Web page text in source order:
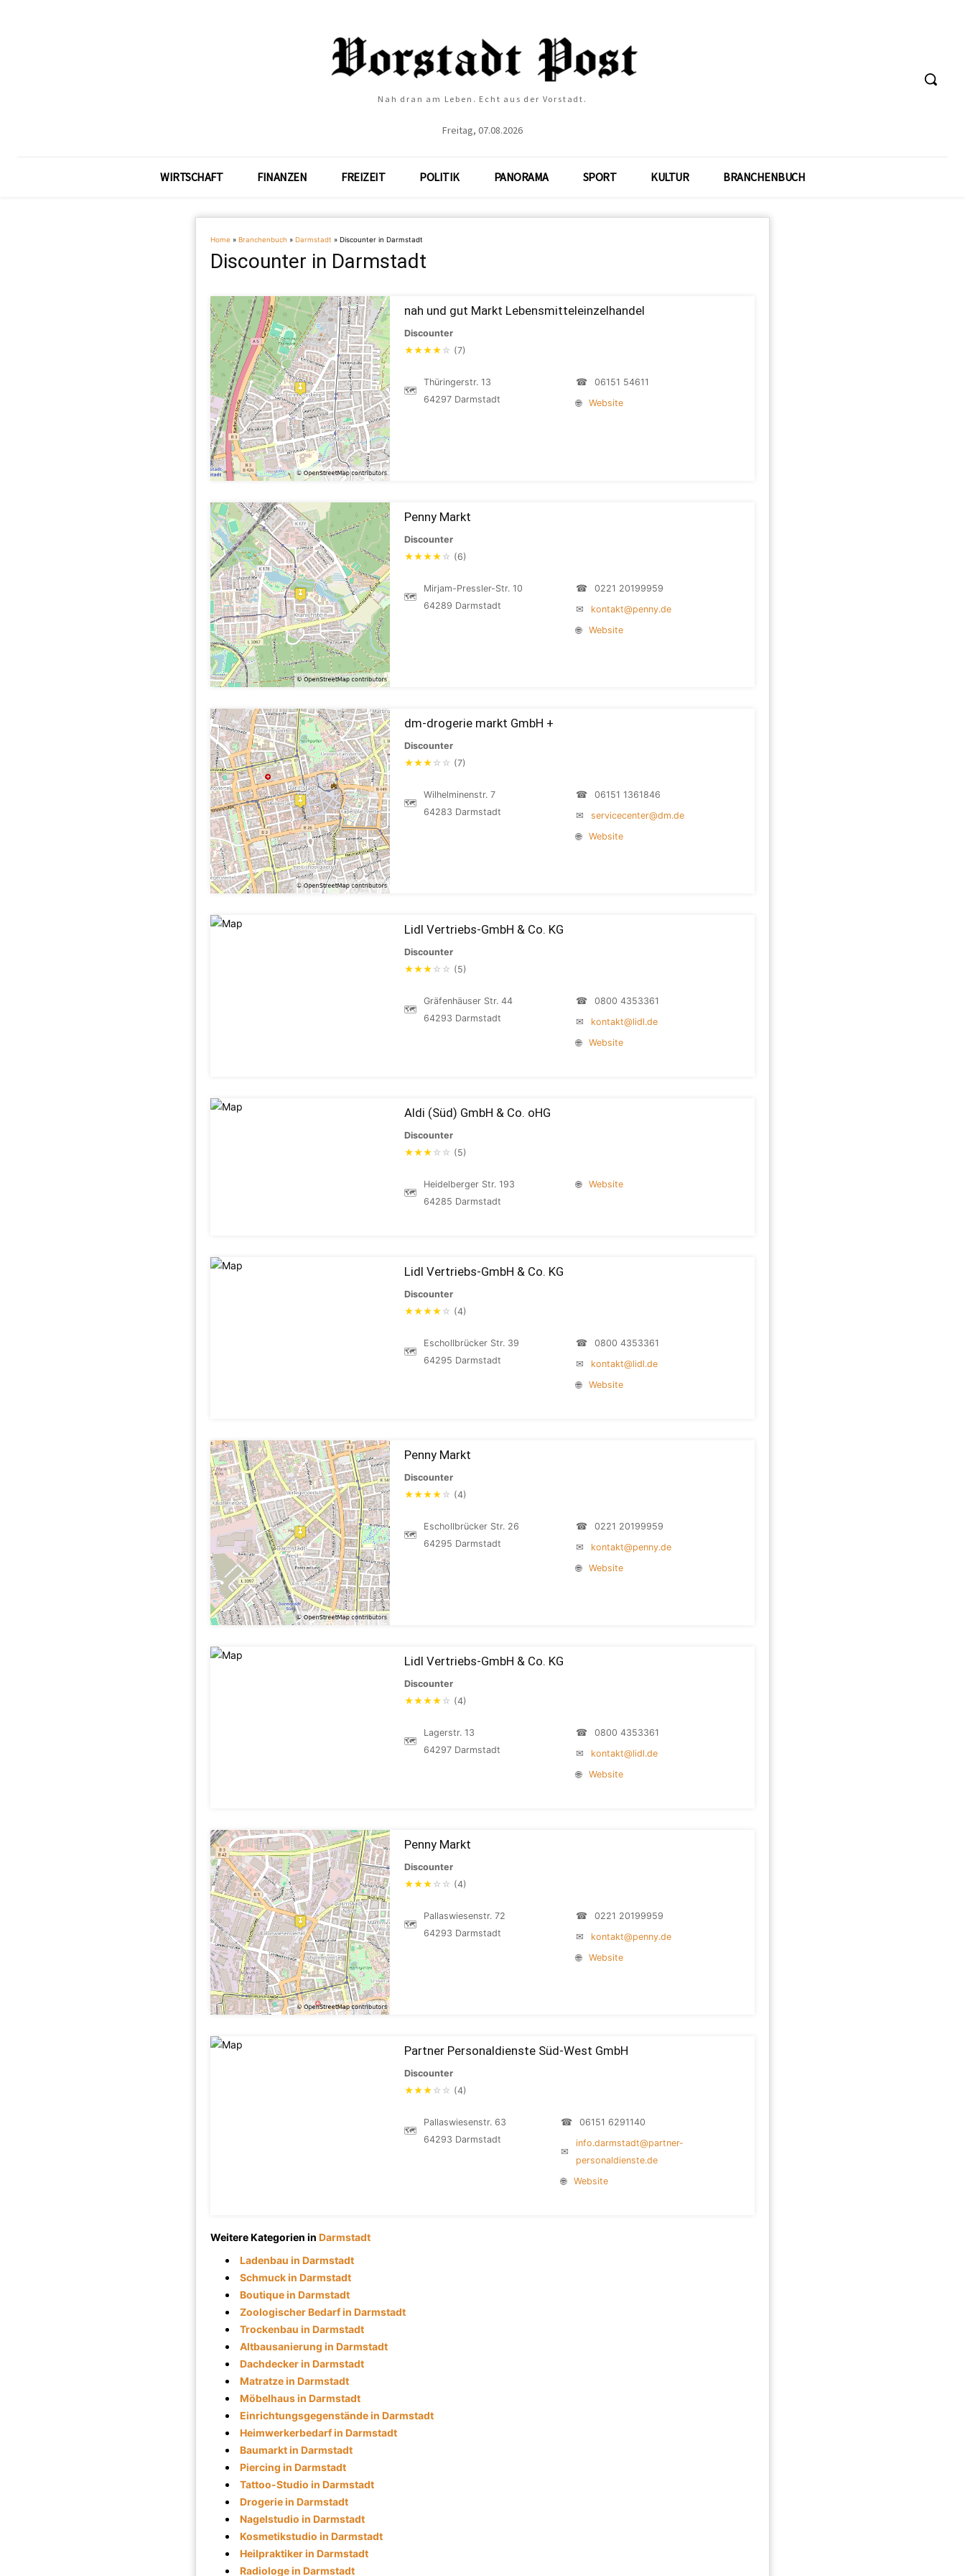
Nah dran am Leben. Echt aus der Vorstadt.
Freitag, 07.08.2026
WIRTSCHAFT FINANZEN FREIZEIT POLITIK PANORAMA SPORT KULTUR BRANCHENBUCH
Home » Branchenbuch » Darmstadt » Discounter in Darmstadt
Discounter in Darmstadt
nah und gut Markt Lebensmitteleinzelhandel
Discounter
★★★★ ☆ (7)
🗺
Thüringerstr. 13
64297 Darmstadt
☎
06151 54611
🌐
Website
Penny Markt
Discounter
★★★★ ☆ (6)
🗺
Mirjam-Pressler-Str. 10
64289 Darmstadt
☎
0221 20199959
✉
kontakt@penny.de
🌐
Website
dm-drogerie markt GmbH +
Discounter
★★★ ☆ ☆ (7)
🗺
Wilhelminenstr. 7
64283 Darmstadt
☎
06151 1361846
✉
servicecenter@dm.de
🌐
Website
Lidl Vertriebs-GmbH & Co. KG
Discounter
★★★ ☆ ☆ (5)
🗺
Gräfenhäuser Str. 44
64293 Darmstadt
☎
0800 4353361
✉
kontakt@lidl.de
🌐
Website
Aldi (Süd) GmbH & Co. oHG
Discounter
★★★ ☆ ☆ (5)
🗺
Heidelberger Str. 193
64285 Darmstadt
🌐 Website
Lidl Vertriebs-GmbH & Co. KG
Discounter
★★★★ ☆ (4)
🗺
Eschollbrücker Str. 39
64295 Darmstadt
☎
0800 4353361
✉
kontakt@lidl.de
🌐
Website
Penny Markt
Discounter
★★★★ ☆ (4)
🗺
Eschollbrücker Str. 26
64295 Darmstadt
☎
0221 20199959
✉
kontakt@penny.de
🌐
Website
Lidl Vertriebs-GmbH & Co. KG
Discounter
★★★★ ☆ (4)
🗺
Lagerstr. 13
64297 Darmstadt
☎
0800 4353361
✉
kontakt@lidl.de
🌐
Website
Penny Markt
Discounter
★★★ ☆ ☆ (4)
🗺
Pallaswiesenstr. 72
64293 Darmstadt
☎
0221 20199959
✉
kontakt@penny.de
🌐
Website
Partner Personaldienste Süd-West GmbH
Discounter
★★★ ☆ ☆ (4)
🗺
Pallaswiesenstr. 63
64293 Darmstadt
☎ 06151 6291140
✉
info.darmstadt@partner-
personaldienste.de
🌐
Website
Weitere Kategorien in Darmstadt
Ladenbau in Darmstadt
Schmuck in Darmstadt
Boutique in Darmstadt
Zoologischer Bedarf in Darmstadt
Trockenbau in Darmstadt
Altbausanierung in Darmstadt
Dachdecker in Darmstadt
Matratze in Darmstadt
Möbelhaus in Darmstadt
Einrichtungsgegenstände in Darmstadt
Heimwerkerbedarf in Darmstadt
Baumarkt in Darmstadt
Piercing in Darmstadt
Tattoo-Studio in Darmstadt
Drogerie in Darmstadt
Nagelstudio in Darmstadt
Kosmetikstudio in Darmstadt
Heilpraktiker in Darmstadt
Radiologe in Darmstadt